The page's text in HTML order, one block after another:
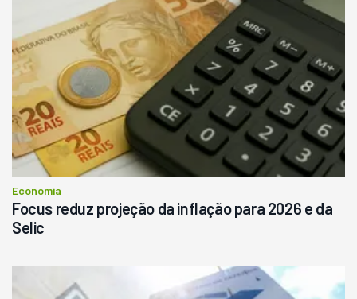
Economia
Focus reduz projeção da inflação para 2026 e da
Selic